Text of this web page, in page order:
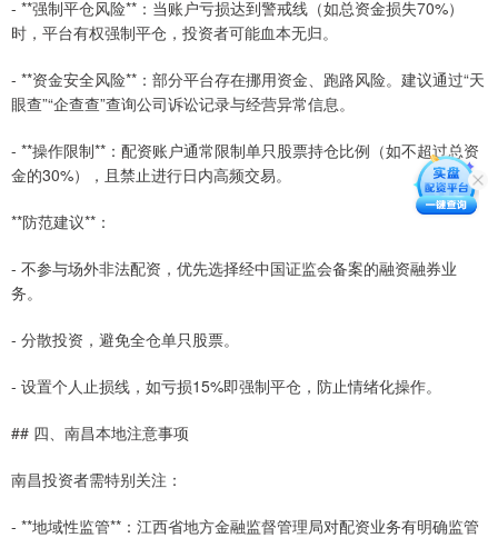
- **强制平仓风险**：当账户亏损达到警戒线（如总资金损失70%）
时，平台有权强制平仓，投资者可能血本无归。
- **资金安全风险**：部分平台存在挪用资金、跑路风险。建议通过“天
眼查”“企查查”查询公司诉讼记录与经营异常信息。
- **操作限制**：配资账户通常限制单只股票持仓比例（如不超过总资
金的30%），且禁止进行日内高频交易。
**防范建议**：
- 不参与场外非法配资，优先选择经中国证监会备案的融资融券业
务。
- 分散投资，避免全仓单只股票。
- 设置个人止损线，如亏损15%即强制平仓，防止情绪化操作。
## 四、南昌本地注意事项
南昌投资者需特别关注：
- **地域性监管**：江西省地方金融监督管理局对配资业务有明确监管